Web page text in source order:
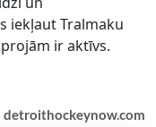
iekļaut Tralmaku
ir aktīvs.
detroithockeynow.com